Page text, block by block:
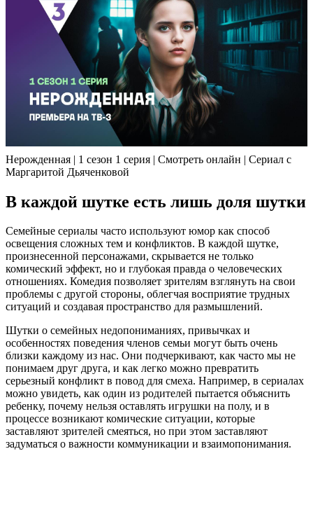
Нерожденная | 1 сезон 1 серия | Смотреть онлайн | Сериал с
Маргаритой Дьяченковой
В каждой шутке есть лишь доля шутки
Семейные сериалы часто используют юмор как способ
освещения сложных тем и конфликтов. В каждой шутке,
произнесенной персонажами, скрывается не только
комический эффект, но и глубокая правда о человеческих
отношениях. Комедия позволяет зрителям взглянуть на свои
проблемы с другой стороны, облегчая восприятие трудных
ситуаций и создавая пространство для размышлений.
Шутки о семейных недопониманиях, привычках и
особенностях поведения членов семьи могут быть очень
близки каждому из нас. Они подчеркивают, как часто мы не
понимаем друг друга, и как легко можно превратить
серьезный конфликт в повод для смеха. Например, в сериалах
можно увидеть, как один из родителей пытается объяснить
ребенку, почему нельзя оставлять игрушки на полу, и в
процессе возникают комические ситуации, которые
заставляют зрителей смеяться, но при этом заставляют
задуматься о важности коммуникации и взаимопонимания.